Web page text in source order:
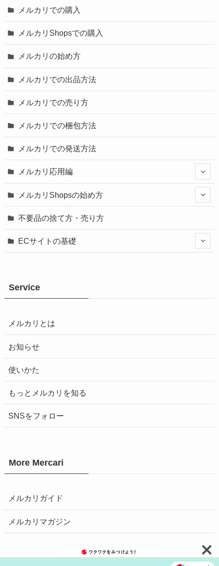
メルカリでの購入
メルカリShopsでの購入
メルカリの始め方
メルカリでの出品方法
メルカリでの売り方
メルカリでの梱包方法
メルカリでの発送方法
メルカリ応用編
メルカリShopsの始め方
不要品の捨て方・売り方
ECサイトの基礎
Service
メルカリとは
お知らせ
使いかた
もっとメルカリを知る
SNSをフォロー
More Mercari
メルカリガイド
メルカリマガジン